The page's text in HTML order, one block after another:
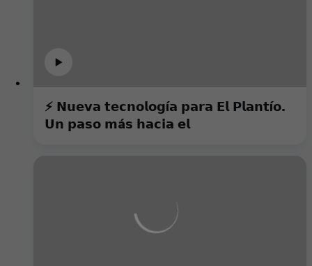
⚡️ 𝗡𝘂𝗲𝘃𝗮 𝘁𝗲𝗰𝗻𝗼𝗹𝗼𝗴í𝗮 𝗽𝗮𝗿𝗮 𝗘𝗹 𝗣𝗹𝗮𝗻𝘁í𝗼.
𝗨𝗻 𝗽𝗮𝘀𝗼 𝗺á𝘀 𝗵𝗮𝗰𝗶𝗮 𝗲𝗹